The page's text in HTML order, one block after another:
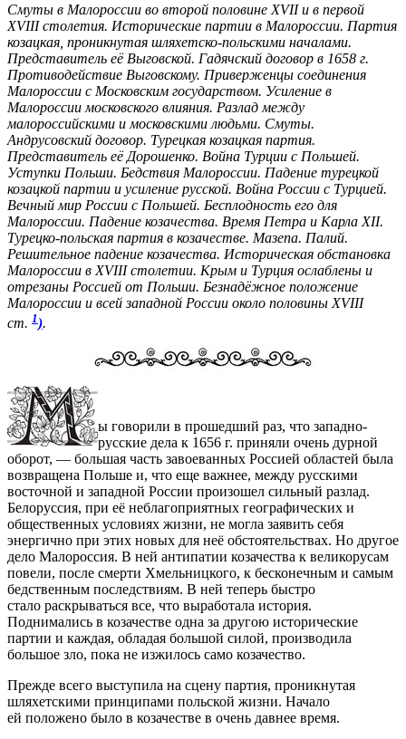
Смуты в Малороссии во второй половине XVII и в первой
XVIII столетия. Исторические партии в Малороссии. Партия
козацкая, проникнутая шляхетско-польскими началами.
Представитель её Выговской. Гадячский договор в 1658 г.
Противодействие Выговскому. Приверженцы соединения
Малороссии с Московским государством. Усиление в
Малороссии московского влияния. Разлад между
малороссийскими и московскими людьми. Смуты.
Андрусовский договор. Турецкая козацкая партия.
Представитель её Дорошенко. Война Турции с Польшей.
Уступки Польши. Бедствия Малороссии. Падение турецкой
козацкой партии и усиление русской. Война России с Турцией.
Вечный мир России с Польшей. Бесплодность его для
Малороссии. Падение козачества. Время Петра и Карла XII.
Турецко-польская партия в козачестве. Мазепа. Палий.
Решительное падение козачества. Историческая обстановка
Малороссии в XVIII столетии. Крым и Турция ослаблены и
отрезаны Россией от Польши. Безнадёжное положение
Малороссии и всей западной России около половины XVIII
ст. 1 ).
ы говорили в прошедший раз, что западно-
русские дела к 1656 г. приняли очень дурной
оборот, — большая часть завоеванных Россией областей была
возвращена Польше и, что еще важнее, между русскими
восточной и западной России произошел сильный разлад.
Белоруссия, при её неблагоприятных географических и
общественных условиях жизни, не могла заявить себя
энергично при этих новых для неё обстоятельствах. Но другое
дело Малороссия. В ней антипатии козачества к великорусам
повели, после смерти Хмельницкого, к бесконечным и самым
бедственным последствиям. В ней теперь быстро
стало раскрываться все, что выработала история.
Поднимались в козачестве одна за другою исторические
партии и каждая, обладая большой силой, производила
большое зло, пока не изжилось само козачество.
Прежде всего выступила на сцену партия, проникнутая
шляхетскими принципами польской жизни. Начало
ей положено было в козачестве в очень давнее время.